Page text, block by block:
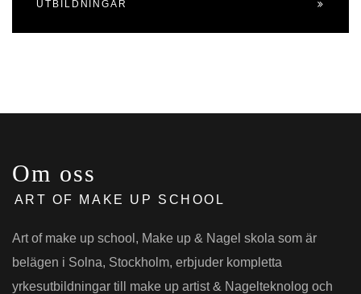
UTBILDNINGAR
Om oss
ART OF MAKE UP SCHOOL
Art of make up school, Make up & Nagel skola som är
belägen i Solna, Stockholm, erbjuder kompletta
yrkesutbildningar till make up artist & Nagelteknolog och